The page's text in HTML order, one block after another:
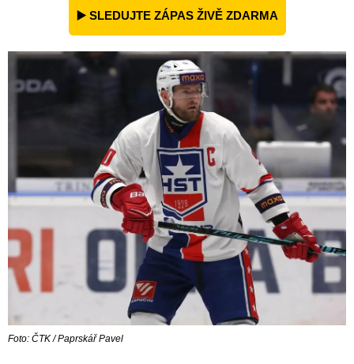
▶️ SLEDUJTE ZÁPAS ŽIVĚ ZDARMA
Foto: ČTK / Paprskář Pavel